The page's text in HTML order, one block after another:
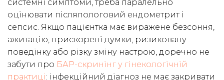
системні симптоми, треба паралельно
оцінювати післяпологовий ендометрит і
сепсис. Якщо пацієнтка має виражене безсоння,
ажитацію, прискорені думки, ризиковану
поведінку або різку зміну настрою, доречно не
забути про БАР-скринінг у гінекологічній
практиці: інфекційний діагноз не має закривати